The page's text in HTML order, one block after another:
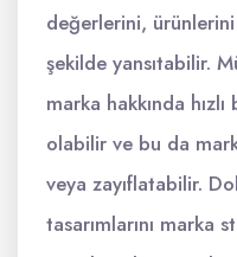
değerlerini,
şekilde yansıtabilir.
marka hakkında
olabilir ve bu da
veya zayıflatabilir.
tasarımlarını marka